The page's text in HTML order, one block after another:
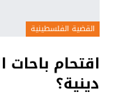
القضية الفلسطينية
اقتحام باحات
دينية؟